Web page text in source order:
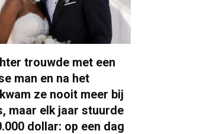
trouwde met een
man en na het
ze nooit meer bij
maar elk jaar stuurde
dollar: op een dag